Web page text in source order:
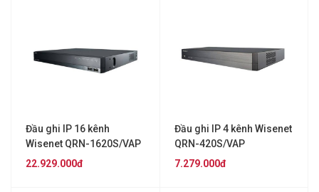
Đầu ghi IP 16 kênh
Wisenet QRN-1620S/VAP
22.929.000đ
Đầu ghi IP 4 kênh Wisenet
QRN-420S/VAP
7.279.000đ